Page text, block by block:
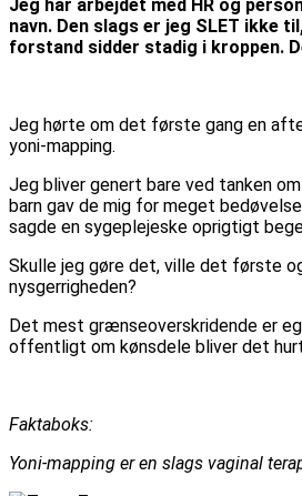
Jeg har arbejdet med HR og
navn. Den slags er jeg SLET ikke
forstand sidder stadig i kroppen.
Jeg hørte om det første gang en
yoni-mapping.
Jeg bliver genert bare ved tanken
barn gav de mig for meget
sagde en sygeplejeske oprigtigt
Skulle jeg gøre det, ville det første
nysgerrigheden?
Det mest grænseoverskridende er
offentligt om kønsdele bliver det
Faktaboks:
Yoni-mapping er en slags vaginal